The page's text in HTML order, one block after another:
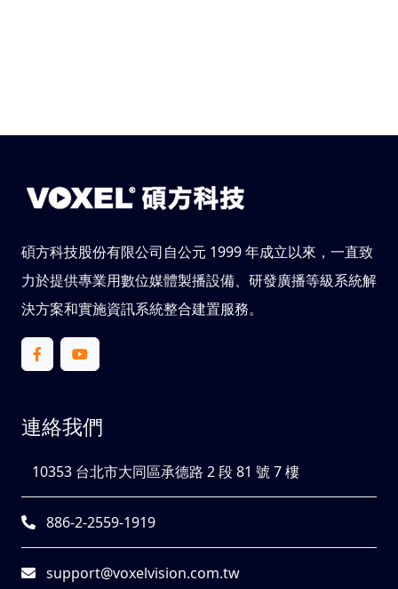
碩方科技股份有限公司自公元 1999 年成立以來，一直致
力於提供專業用數位媒體製播設備、研發廣播等級系統解
決方案和實施資訊系統整合建置服務。
連絡我們
10353 台北市大同區承德路 2 段 81 號 7 樓
886-2-2559-1919
support@voxelvision.com.tw